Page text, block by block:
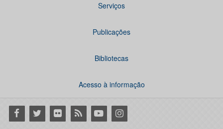
Serviços
Publicações
Bibliotecas
Acesso à informação
Facebook
Twitter Flickr RSS YoutubeInstagram